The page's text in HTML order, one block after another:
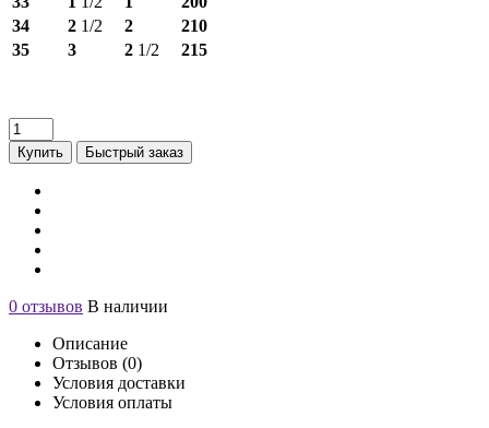
34
2 1/2 2
210
35
3 2 1/2 215
Купить Быстрый заказ
0 отзывов В наличии
Описание
Отзывов (0)
Условия доставки
Условия оплаты